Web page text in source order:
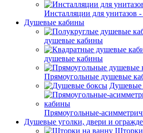
Инсталляции для унитазов
Душевые кабины
душевые кабины
душевые кабины
Прямоугольные душевые
Душевые
Прямоугольные-
Душевые уголки, двери и
Шторки